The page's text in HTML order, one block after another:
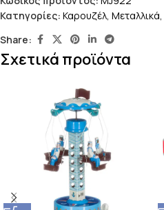
Κατηγορίες: Καρουζέλ, Μεταλλικά,
Share:
Σχετικά προϊόντα